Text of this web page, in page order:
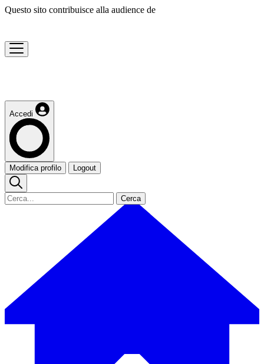
Questo sito contribuisce alla audience de
Accedi
Modifica profilo Logout
Cerca